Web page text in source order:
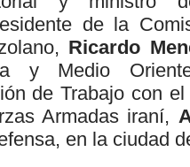
de la
Ricardo
y Medio
de Trabajo con
Armadas iraní,
en la ciudad